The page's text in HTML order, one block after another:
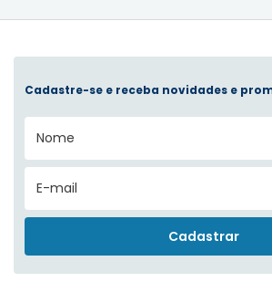
Cadastre-se e receba novidades e